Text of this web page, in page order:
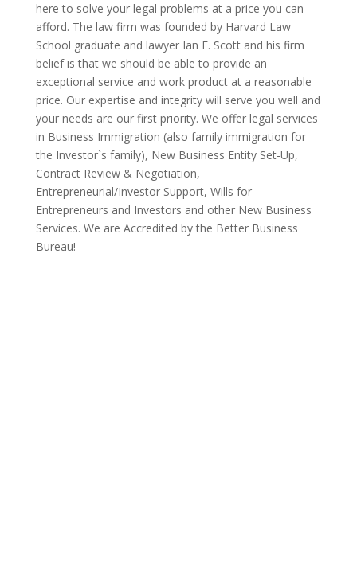
here to solve your legal problems at a price you can
afford. The law firm was founded by Harvard Law
School graduate and lawyer Ian E. Scott and his firm
belief is that we should be able to provide an
exceptional service and work product at a reasonable
price. Our expertise and integrity will serve you well and
your needs are our first priority. We offer legal services
in Business Immigration (also family immigration for
the Investor`s family), New Business Entity Set-Up,
Contract Review & Negotiation,
Entrepreneurial/Investor Support, Wills for
Entrepreneurs and Investors and other New Business
Services. We are Accredited by the Better Business
Bureau!